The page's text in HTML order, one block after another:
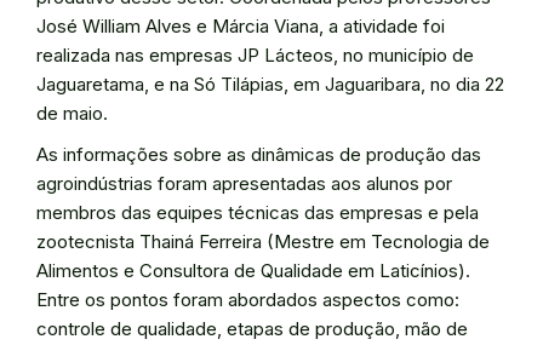
José William Alves e Márcia Viana, a atividade foi
realizada nas empresas JP Lácteos, no município de
Jaguaretama, e na Só Tilápias, em Jaguaribara, no dia 22
de maio.
As informações sobre as dinâmicas de produção das
agroindústrias foram apresentadas aos alunos por
membros das equipes técnicas das empresas e pela
zootecnista Thainá Ferreira (Mestre em Tecnologia de
Alimentos e Consultora de Qualidade em Laticínios).
Entre os pontos foram abordados aspectos como:
controle de qualidade, etapas de produção, mão de